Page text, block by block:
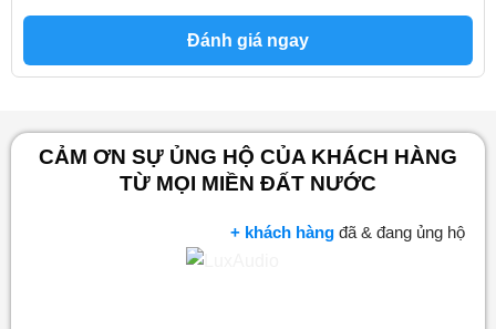
Đánh giá ngay
CẢM ƠN SỰ ỦNG HỘ CỦA KHÁCH HÀNG
TỪ MỌI MIỀN ĐẤT NƯỚC
+ khách hàng đã & đang ủng hộ